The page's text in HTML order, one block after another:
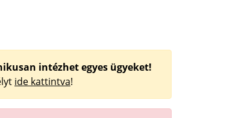
intézhet egyes ügyeket!
ide kattintva!